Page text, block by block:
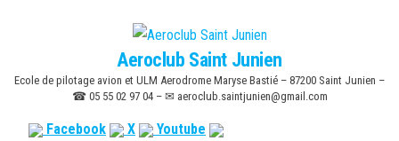
content
Aeroclub Saint Junien
Ecole de pilotage avion et ULM Aerodrome Maryse Bastié – 87200 Saint Junien –
☎ 05 55 02 97 04 – ✉ aeroclub.saintjunien@gmail.com
Facebook X
Youtube